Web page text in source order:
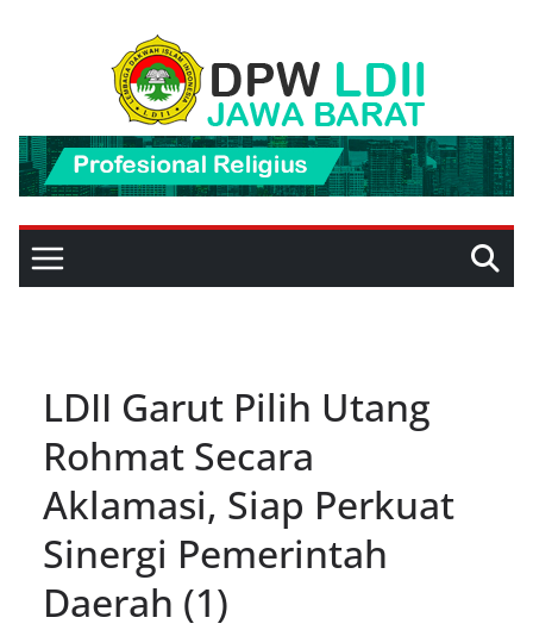
LDII Garut Pilih Utang
Rohmat Secara
Aklamasi, Siap Perkuat
Sinergi Pemerintah
Daerah (1)